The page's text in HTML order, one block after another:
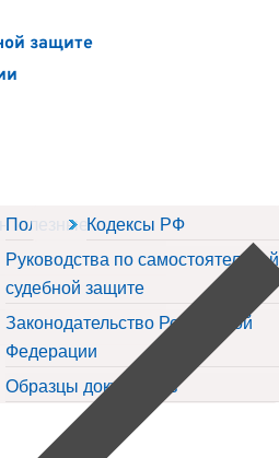
Полезные статьи
Руководства по самостоятельной
судебной защите
Законодательство Российской
Федерации
Кодексы РФ
Образцы документов
защите